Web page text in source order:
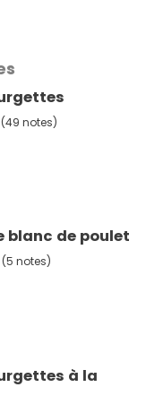
(49 notes)
blanc de poulet
(5 notes)
à la